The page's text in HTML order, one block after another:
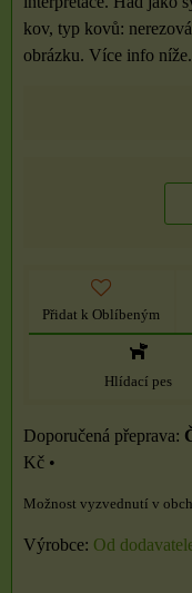
kov, typ kovů:
obrázku. Více info níže.
Přidat k Oblíbeným
Hlídací pes
Kč •
Výrobce: Od